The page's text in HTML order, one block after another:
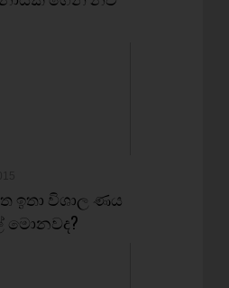
ඉතා විශාල ණය
මොනවද?